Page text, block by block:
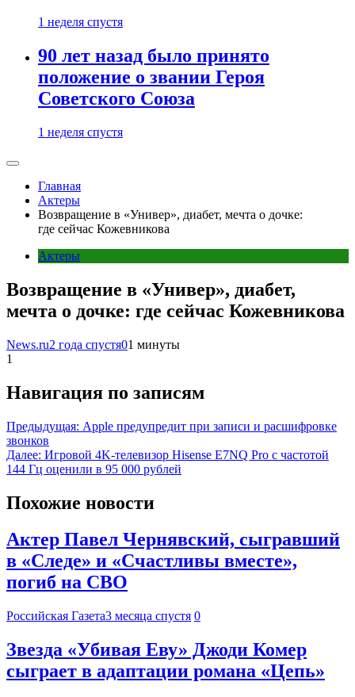
1 неделя спустя
90 лет назад было принято
положение о звании Героя
Советского Союза
1 неделя спустя
Главная
Актеры
Возвращение в «Универ», диабет, мечта о дочке:
где сейчас Кожевникова
Актеры
Возвращение в «Универ», диабет,
мечта о дочке: где сейчас Кожевникова
News.ru2 года спустя01 минуты
1
Навигация по записям
Предыдущая: Apple предупредит при записи и расшифровке
звонков
Далее: Игровой 4K-телевизор Hisense E7NQ Pro с частотой
144 Гц оценили в 95 000 рублей
Похожие новости
Актер Павел Чернявский, сыгравший
в «Следе» и «Счастливы вместе»,
погиб на СВО
Российская Газета3 месяца спустя 0
Звезда «Убивая Еву» Джоди Комер
сыграет в адаптации романа «Цепь»